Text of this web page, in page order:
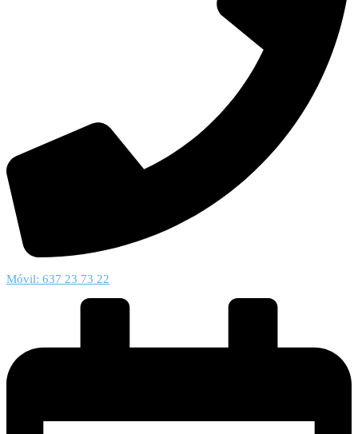
Móvil: 637 23 73 22